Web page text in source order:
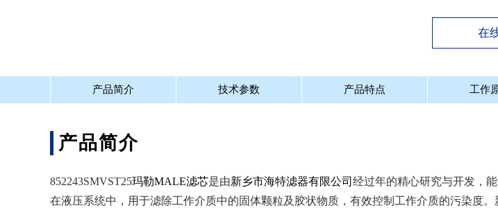
在
产品简介 技术参数 产品特点 工作
产品简介
852243SMVST25玛勒MALE滤芯是由新乡市海特滤器有限公司 经过年的精心研究与开发，
在液压系统中，用于滤除工作介质中的固体颗粒及胶状物质，有效控制工作介质的污染度